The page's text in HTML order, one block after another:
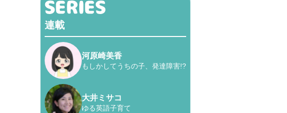
連載
河原崎美香
もしかしてうちの子、発達障害!?
大井ミサコ
ゆる英語子育て